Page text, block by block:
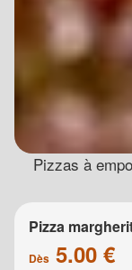
Pizzas à
Pizza
Dès 5.00 €